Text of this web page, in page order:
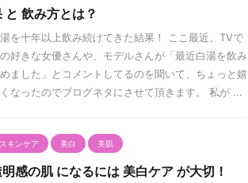
と 飲み方とは？
を十年以上飲み続けてきた結果！ ここ最近、TVで
好きな女優さんや、モデルさんが「最近白湯を飲み
ました」とコメントしてるのを聞いて、ちょっと嬉
くなったのでブログネタにさせて頂きます。 私が ...
スキンケア 美白 美肌
感の肌 になるには 美白ケア が大切！